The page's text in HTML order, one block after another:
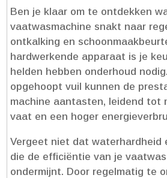
Ben je klaar om te ontdekken
vaatwasmachine snakt naar
ontkalking en
hardwerkende apparaat is je
helden hebben onderhoud
opgehoopt vuil kunnen de
machine aantasten, leidend tot
vaat en een hoger
Vergeet niet dat waterhardheid
die de efficiëntie van je
ondermijnt.​ Door regelmatig te